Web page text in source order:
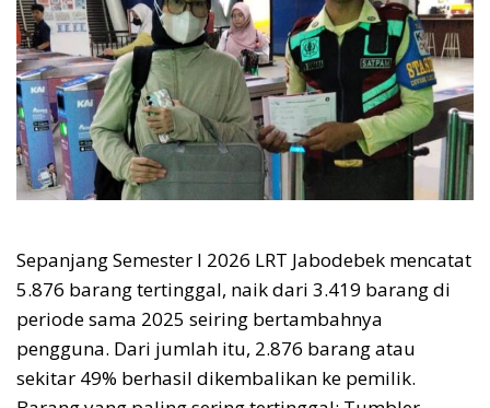
Sepanjang Semester I 2026 LRT Jabodebek mencatat
5.876 barang tertinggal, naik dari 3.419 barang di
periode sama 2025 seiring bertambahnya
pengguna. Dari jumlah itu, 2.876 barang atau
sekitar 49% berhasil dikembalikan ke pemilik.